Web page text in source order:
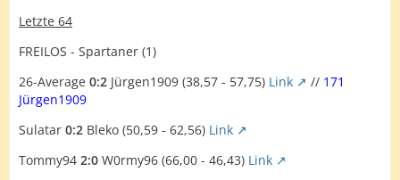
Letzte 64
FREILOS - Spartaner (1)
26-Average 0:2 Jürgen1909 (38,57 - 57,75) Link // 171
Jürgen1909
Sulatar 0:2 Bleko (50,59 - 62,56) Link
Tommy94 2:0 W0rmy96 (66,00 - 46,43) Link